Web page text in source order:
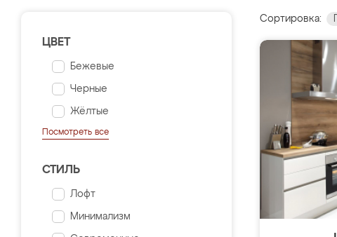
ЦВЕТ
Бежевые
Черные
Жёлтые
Посмотреть все
СТИЛЬ
Лофт
Минимализм
Сортировка: